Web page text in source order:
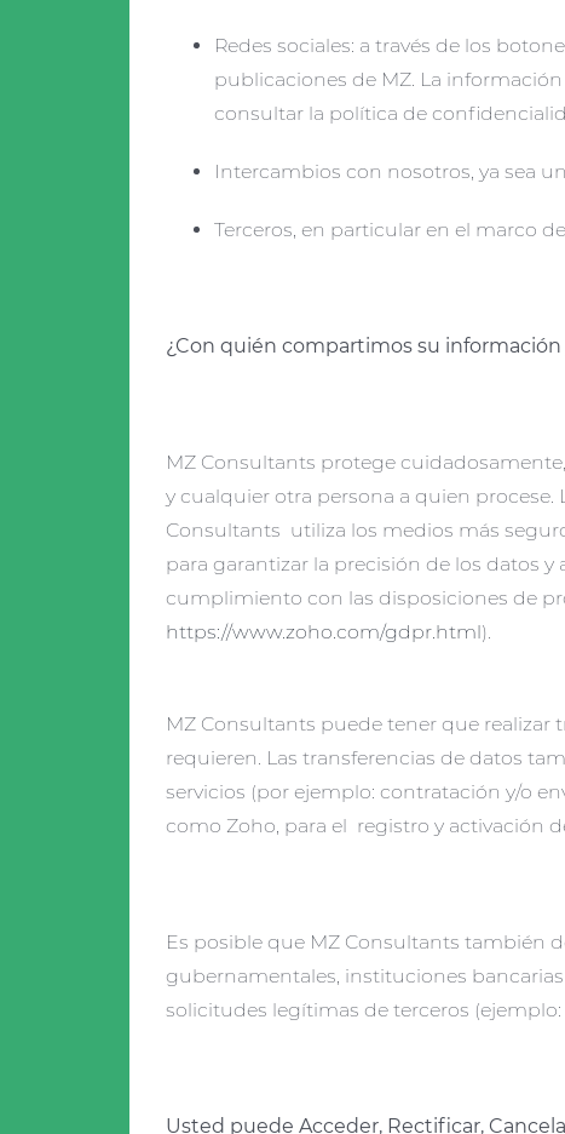
Redes sociales: a través de los
publicaciones de MZ. La
consultar la política de
Intercambios con nosotros, ya sea
Terceros, en particular en el marco
¿Con quién compartimos su
MZ Consultants protege
y cualquier otra persona a quien
Consultants utiliza los medios más
para garantizar la precisión de los datos
cumplimiento con las disposiciones de
https://www.zoho.com/gdpr.html).
MZ Consultants puede tener que realizar
requieren. Las transferencias de datos
servicios (por ejemplo: contratación y/o
como Zoho, para el registro y activación
Es posible que MZ Consultants también
gubernamentales, instituciones
solicitudes legítimas de terceros
Usted puede Acceder, Rectificar,